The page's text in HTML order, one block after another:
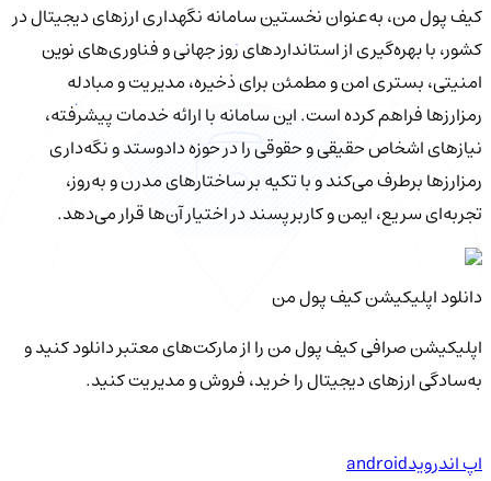
کیف‌ پول من، به‌عنوان نخستین سامانه نگهداری ارزهای دیجیتال در
کشور، با بهره‌گیری از استانداردهای روز جهانی و فناوری‌های نوین
امنیتی، بستری امن و مطمئن برای ذخیره، مدیریت و مبادله
رمزارزها فراهم کرده است. این سامانه با ارائه خدمات پیشرفته،
نیازهای اشخاص حقیقی و حقوقی را در حوزه دادوستد و نگه‌داری
رمزارزها برطرف می‌کند و با تکیه بر ساختارهای مدرن و به‌روز،
تجربه‌ای سریع، ایمن و کاربرپسند در اختیار آن‌ها قرار می‌دهد.
دانلود اپلیکیشن کیف‌ پول من
اپلیکیشن صرافی کیف پول من را از مارکت‌های معتبر دانلود کنید و
به‌سادگی ارزهای دیجیتال را خرید، فروش و مدیریت کنید.
اپ اندرویدandroid